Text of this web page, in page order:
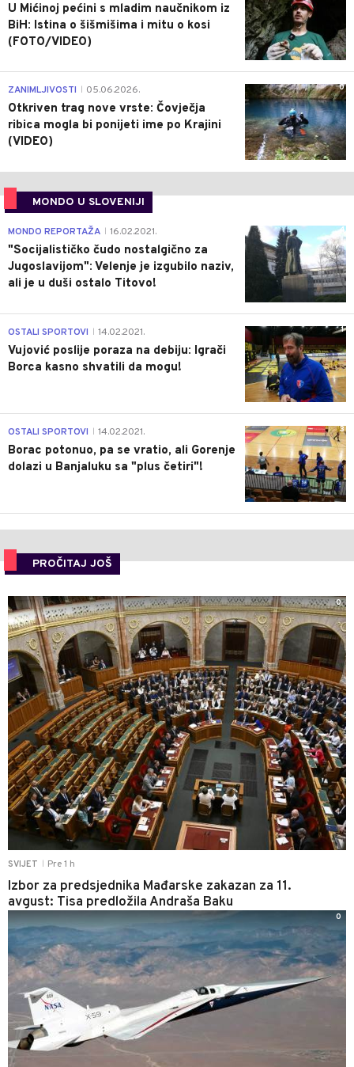
U Mićinoj pećini s mladim naučnikom iz
BiH: Istina o šišmišima i mitu o kosi
(FOTO/VIDEO)
0
ZANIMLJIVOSTI 05.06.2026.
Otkriven trag nove vrste: Čovječja
ribica mogla bi ponijeti ime po Krajini
(VIDEO)
MONDO U SLOVENIJI
4
MONDO REPORTAŽA 16.02.2021.
"Socijalističko čudo nostalgično za
Jugoslavijom": Velenje je izgubilo naziv,
ali je u duši ostalo Titovo!
1
OSTALI SPORTOVI 14.02.2021.
Vujović poslije poraza na debiju: Igrači
Borca kasno shvatili da mogu!
3
OSTALI SPORTOVI 14.02.2021.
Borac potonuo, pa se vratio, ali Gorenje
dolazi u Banjaluku sa "plus četiri"!
PROČITAJ JOŠ
SVIJET Pre 1 h
Izbor za predsjednika Mađarske zakazan za 11.
avgust: Tisa predložila Andraša Baku
0
0